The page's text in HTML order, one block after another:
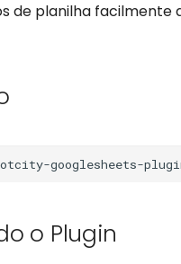
de planilha
o Plugin